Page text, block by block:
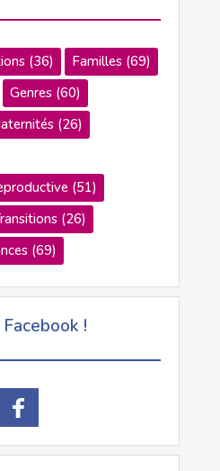
(36) Familles(69)
Genres(60)
(26)
(51)
(26)
(69)
!